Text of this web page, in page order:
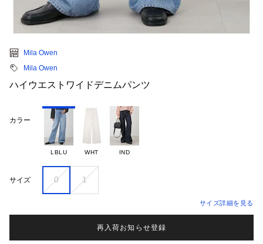
Mila Owen
Mila Owen
ハイウエストワイドデニムパンツ
カラー
LBLU WHT IND
サイズ 0 1
サイズ詳細を見る
再入荷お知らせ登録